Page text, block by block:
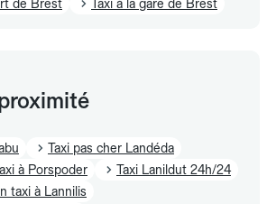
de Brest Taxi à la gare de Brest
Taxi pas cher Landéda
à Porspoder
Taxi Lanildut 24h/24
taxi à Lannilis